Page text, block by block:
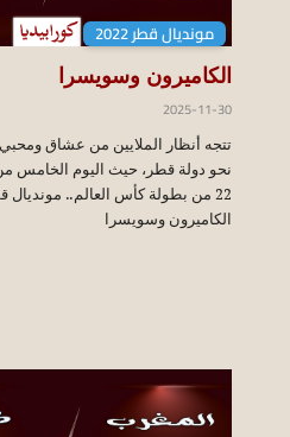
مونديال قطر 2022
الكاميرون وسويسرا
2025-11-30
تتجه أنظار الملايين من عشاق
نحو دولة قطر، حيث اليوم الخامس
الكاميرون وسويسرا